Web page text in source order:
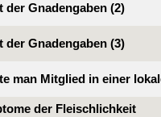
der Gnadengaben (2)
der Gnadengaben (3)
man Mitglied in einer
der Fleischlichkeit